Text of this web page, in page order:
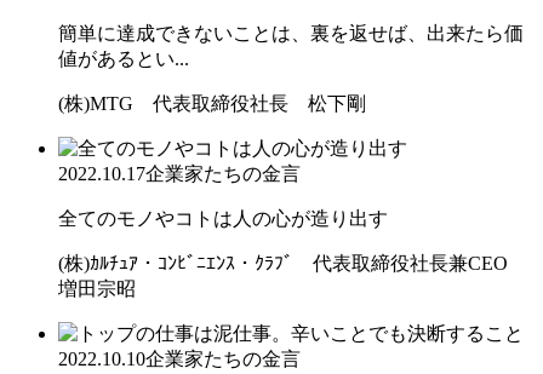
簡単に達成できないことは、裏を返せば、出来たら価
値があるとい...
(株)MTG 代表取締役社長 松下剛
2022.10.17企業家たちの金言
全てのモノやコトは人の心が造り出す
(株)ｶﾙﾁｭｱ・ｺﾝﾋﾞﾆｴﾝｽ・ｸﾗﾌﾞ 代表取締役社長兼CEO
増田宗昭
2022.10.10企業家たちの金言